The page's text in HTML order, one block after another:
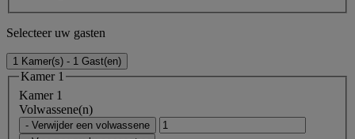
Selecteer uw gasten
1 Kamer(s) - 1 Gast(en)
Kamer 1
Kamer 1
Volwassene(n)
- Verwijder een volwassene